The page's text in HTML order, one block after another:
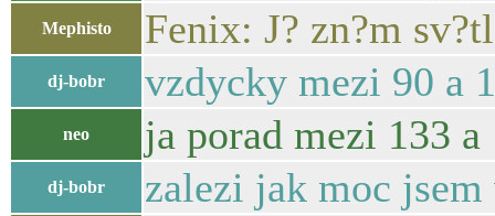
Mephisto Fenix: J? zn?m
dj-bobr vzdycky mezi 90 a
neo ja porad mezi 133 a
dj-bobr zalezi jak moc